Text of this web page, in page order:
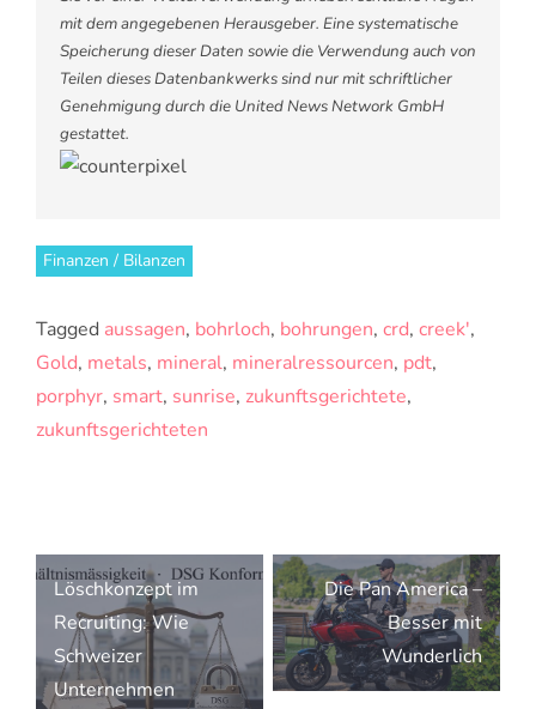
mit dem angegebenen Herausgeber. Eine systematische
Speicherung dieser Daten sowie die Verwendung auch von
Teilen dieses Datenbankwerks sind nur mit schriftlicher
Genehmigung durch die United News Network GmbH
gestattet.
Finanzen / Bilanzen
Tagged aussagen, bohrloch, bohrungen, crd, creek',
Gold, metals, mineral, mineralressourcen, pdt,
porphyr, smart, sunrise, zukunftsgerichtete,
zukunftsgerichteten
Beitragsnavigation
Löschkonzept im
Recruiting: Wie
Schweizer
Unternehmen
Die Pan America –
Besser mit
Wunderlich